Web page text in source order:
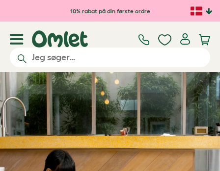
Gå til hovedindhold10% rabat på din første ordre